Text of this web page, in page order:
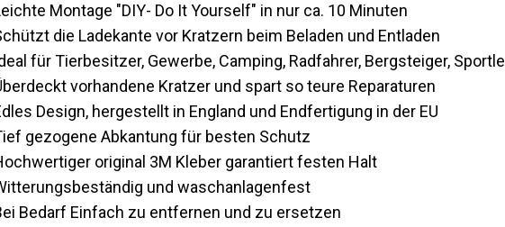
Montage "DIY- Do It Yourself" in nur ca. 10 Minuten
die Ladekante vor Kratzern beim Beladen und Entladen
für Tierbesitzer, Gewerbe, Camping, Radfahrer, Bergsteiger,
vorhandene Kratzer und spart so teure Reparaturen
Design, hergestellt in England und Endfertigung in der EU
gezogene Abkantung für besten Schutz
original 3M Kleber garantiert festen Halt
und waschanlagenfest
Bedarf Einfach zu entfernen und zu ersetzen